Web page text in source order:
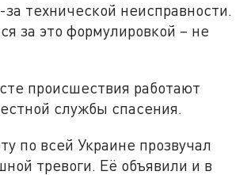
технической неисправности.
за это формулировкой – не
происшествия работают
службы спасения.
по всей Украине прозвучал
тревоги. Её объявили и в